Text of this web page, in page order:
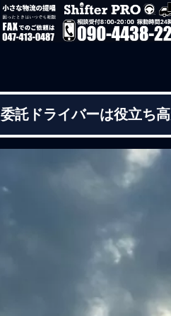
委託ドライバーは役立ち